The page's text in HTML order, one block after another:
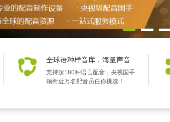
全球语种样音库，海量声音
支持超180种语言配音，央视国手
领衔近万名配音员任你挑选！